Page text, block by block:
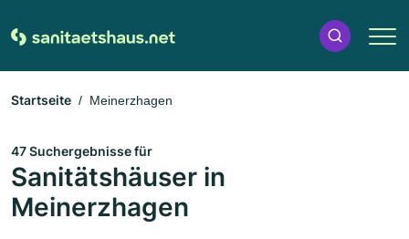
Startseite Meinerzhagen
47 Suchergebnisse für
Sanitätshäuser in
Meinerzhagen